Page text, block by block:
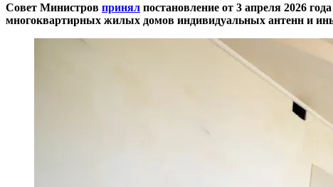
Совет Министров принял постановление от 3 апреля 2026
многоквартирных жилых домов индивидуальных антенн и